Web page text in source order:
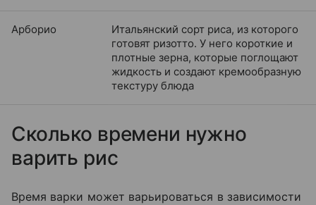
Арборио
Итальянский сорт риса, из которого
готовят ризотто. У него короткие и
плотные зерна, которые поглощают
жидкость и создают кремообразную
текстуру блюда
Сколько времени нужно
варить рис
Время варки может варьироваться в зависимости